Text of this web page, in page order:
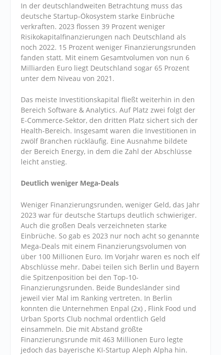
In der deutschlandweiten Betrachtung muss das
deutsche Startup-Ökosystem starke Einbrüche
verkraften. 2023 flossen 39 Prozent weniger
Risikokapitalfinanzierungen nach Deutschland als
noch 2022. 15 Prozent weniger Finanzierungsrunden
fanden statt. Mit einem Gesamtvolumen von nun 6
Milliarden Euro liegt Deutschland sogar 65 Prozent
unter dem Niveau von 2021.
Das meiste Investitionskapital fließt weiterhin in den
Bereich Software & Analytics. Auf Platz zwei folgt der
E-Commerce-Sektor, den dritten Platz sichert sich der
Health-Bereich. Insgesamt waren die Investitionen in
zwölf Branchen rückläufig. Eine Ausnahme bildete
der Bereich Energy, in dem die Zahl der Abschlüsse
leicht anstieg.
Deutlich weniger Mega-Deals
Weniger Finanzierungsrunden, weniger Geld, das Jahr
2023 war für deutsche Startups deutlich schwieriger.
Auch die großen Deals verzeichneten starke
Einbrüche. So gab es 2023 nur noch acht so genannte
Mega-Deals mit einem Finanzierungsvolumen von
über 100 Millionen Euro. Im Vorjahr waren es noch elf
Abschlüsse mehr. Dabei teilen sich Berlin und Bayern
die Spitzenposition bei den Top-10-
Finanzierungsrunden. Beide Bundesländer sind
jeweil vier Mal im Ranking vertreten. In Berlin
konnten die Unternehmen Enpal (2x) , Flink Food und
Urban Sports Club nochmal ordentlich Geld
einsammeln. Die mit Abstand größte
Finanzierungsrunde mit 463 Millionen Euro legte
jedoch das bayerische KI-Startup Aleph Alpha hin.